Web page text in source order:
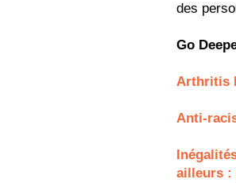
des
Go
Arthritis
Anti-
ailleurs :